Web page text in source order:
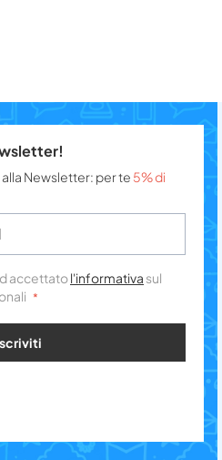
Newsletter: per te 5% di
accettatol'informativa sul